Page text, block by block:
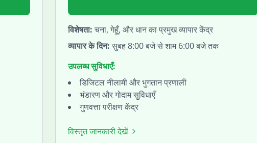
विशेषता: चना, गेहूँ, और धान का प्रमुख व्यापार केंद्र
व्यापार के दिन: सुबह 8:00 बजे से शाम 6:00 बजे तक
उपलब्ध सुविधाएँ:
डिजिटल नीलामी और भुगतान प्रणाली
भंडारण और गोदाम सुविधाएँ
गुणवत्ता परीक्षण केंद्र
विस्तृत जानकारी देखें